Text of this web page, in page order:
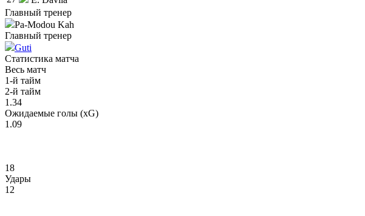
Главный тренер
Pa-Modou Kah
Главный тренер
Guti
Статистика матча
Весь матч
1-й тайм
2-й тайм
1.34
Ожидаемые голы (xG)
1.09
18
Удары
12